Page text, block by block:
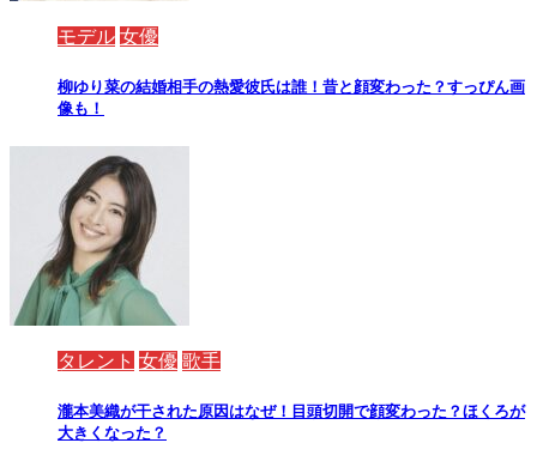
モデル 女優
柳ゆり菜の結婚相手の熱愛彼氏は誰！昔と顔変わった？すっぴん画
像も！
タレント 女優 歌手
瀧本美織が干された原因はなぜ！目頭切開で顔変わった？ほくろが
大きくなった？